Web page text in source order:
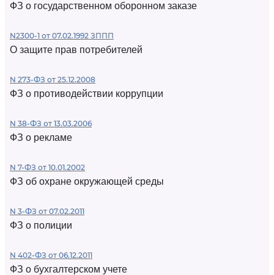
ФЗ о государственном оборонном заказе
N2300-1 от 07.02.1992 ЗППП
О защите прав потребителей
N 273-ФЗ от 25.12.2008
ФЗ о противодействии коррупции
N 38-ФЗ от 13.03.2006
ФЗ о рекламе
N 7-ФЗ от 10.01.2002
ФЗ об охране окружающей среды
N 3-ФЗ от 07.02.2011
ФЗ о полиции
N 402-ФЗ от 06.12.2011
ФЗ о бухгалтерском учете